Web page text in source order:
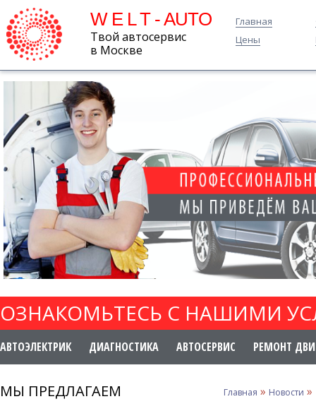
W E L T - AUTO
Твой автосервис
в Москве
Главная
Цены
ОЗНАКОМЬТЕСЬ С НАШИМИ
АВТОЭЛЕКТРИК ДИАГНОСТИКА АВТОСЕРВИС РЕМОНТ
МЫ ПРЕДЛАГАЕМ Главная » Новости »